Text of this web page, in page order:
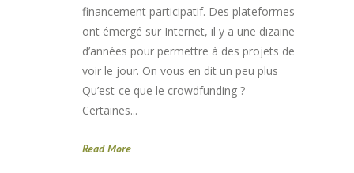
financement participatif. Des plateformes
ont émergé sur Internet, il y a une dizaine
d’années pour permettre à des projets de
voir le jour. On vous en dit un peu plus
Qu’est-ce que le crowdfunding ?
Certaines...
Read More